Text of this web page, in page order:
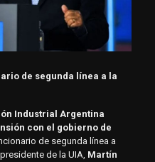
de segunda línea a la
Industrial Argentina
con el gobierno de
de segunda línea a
de la UIA, Martín